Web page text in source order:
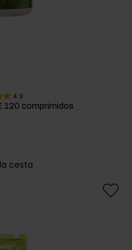
4.9
120 comprimidos
cesta